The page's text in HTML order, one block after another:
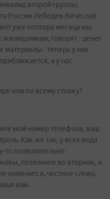
второй группы,
России Лебедев Вячеслав
уже полтора месяца мы
говорят - денег
материалы - теперь у них
а у нас
или по всему стояку?
мой номер телефона, ваш
Как же так, у всех вода
то позволительно
позвоните во вторник, и
изменится, честное слово,
вам.